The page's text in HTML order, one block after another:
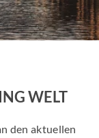
WELT
den aktuellen